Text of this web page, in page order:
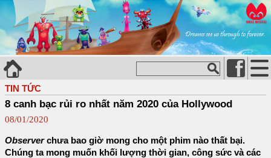
TIN TỨC
8 canh bạc rủi ro nhất năm 2020 của Hollywood
08/01/2020
Observerchưa bao giờ mong cho một phim nào thất bại.
Chúng ta mong muốn khối lượng thời gian, công sức và các